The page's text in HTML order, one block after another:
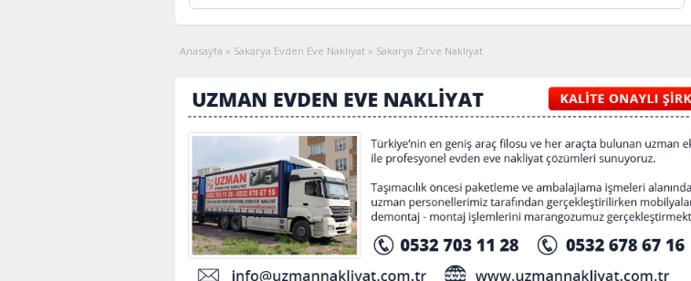
Anasayfa » Sakarya Evden Eve Nakliyat » Sakarya Zirve Nakliyat